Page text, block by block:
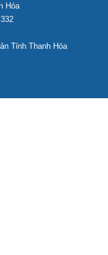
Hóa
Tỉnh Thanh Hóa